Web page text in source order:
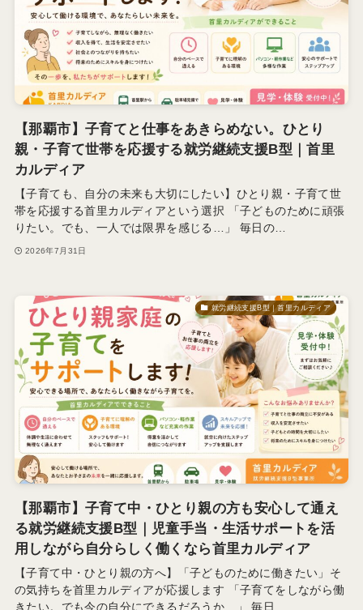
【那覇市】子育てと仕事をあきらめない。ひとり
親・子育て世帯を応援する就労継続支援B型｜首里
カルディア
【子育ても、自分の未来も大切にしたい】ひとり親・子育て世
帯を応援する首里カルディアという選択 「子どものために頑張
りたい。でも、一人では限界を感じる…」 毎日の…
2026年7月31日
就労継続支援B型｜首里カルディア
【那覇市】子育て中・ひとり親の方も安心して通え
る就労継続支援B型｜児童手当・生活サポートを活
用しながら自分らしく働くなら首里カルディア
【子育て中・ひとり親の方へ】「子どものために働きたい」そ
の気持ちを首里カルディアが応援します 「子育てをしながら働
きたい。でも今の自分にできるだろうか…」 毎日…